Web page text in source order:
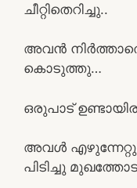
ചീറ്റിതെറിച്ചു..
അവൻ
കൊടുത്തു…
ഒരുപാട്
അവൾ
പിടിച്ചു